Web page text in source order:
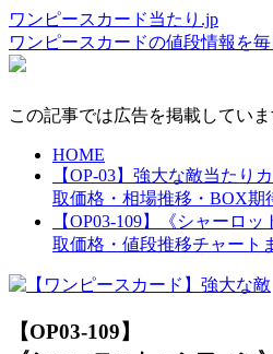
ワンピースカード当たり.jp
ワンピースカードの値段情報を
この記事では広告を掲載していま
HOME
【OP-03】強大な敵当たり
取価格・相場推移・BOX期
【OP03-109】《シャーロ
取価格・値段推移チャート
【OP03-109】